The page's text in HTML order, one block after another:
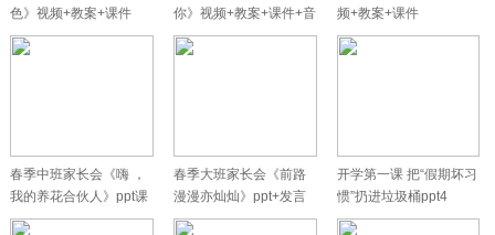
色》视频+教案+课件
你》视频+教案+课件+音
乐
频+教案+课件
春季中班家长会《嗨 ，
我的养花合伙人》ppt课
件+发言
春季大班家长会《前路
漫漫亦灿灿》ppt+发言
稿
开学第一课 把“假期坏习
惯”扔进垃圾桶ppt4